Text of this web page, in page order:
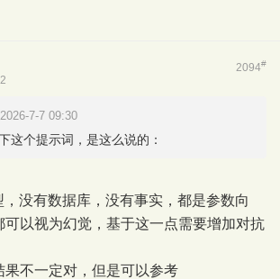
2094#
7-7 09:30
这个提示词，是这么说的：
，没有数据库，没有事实，都是参数向
可以视为幻觉，基于这一点需要增加对抗
果不一定对，但是可以参考